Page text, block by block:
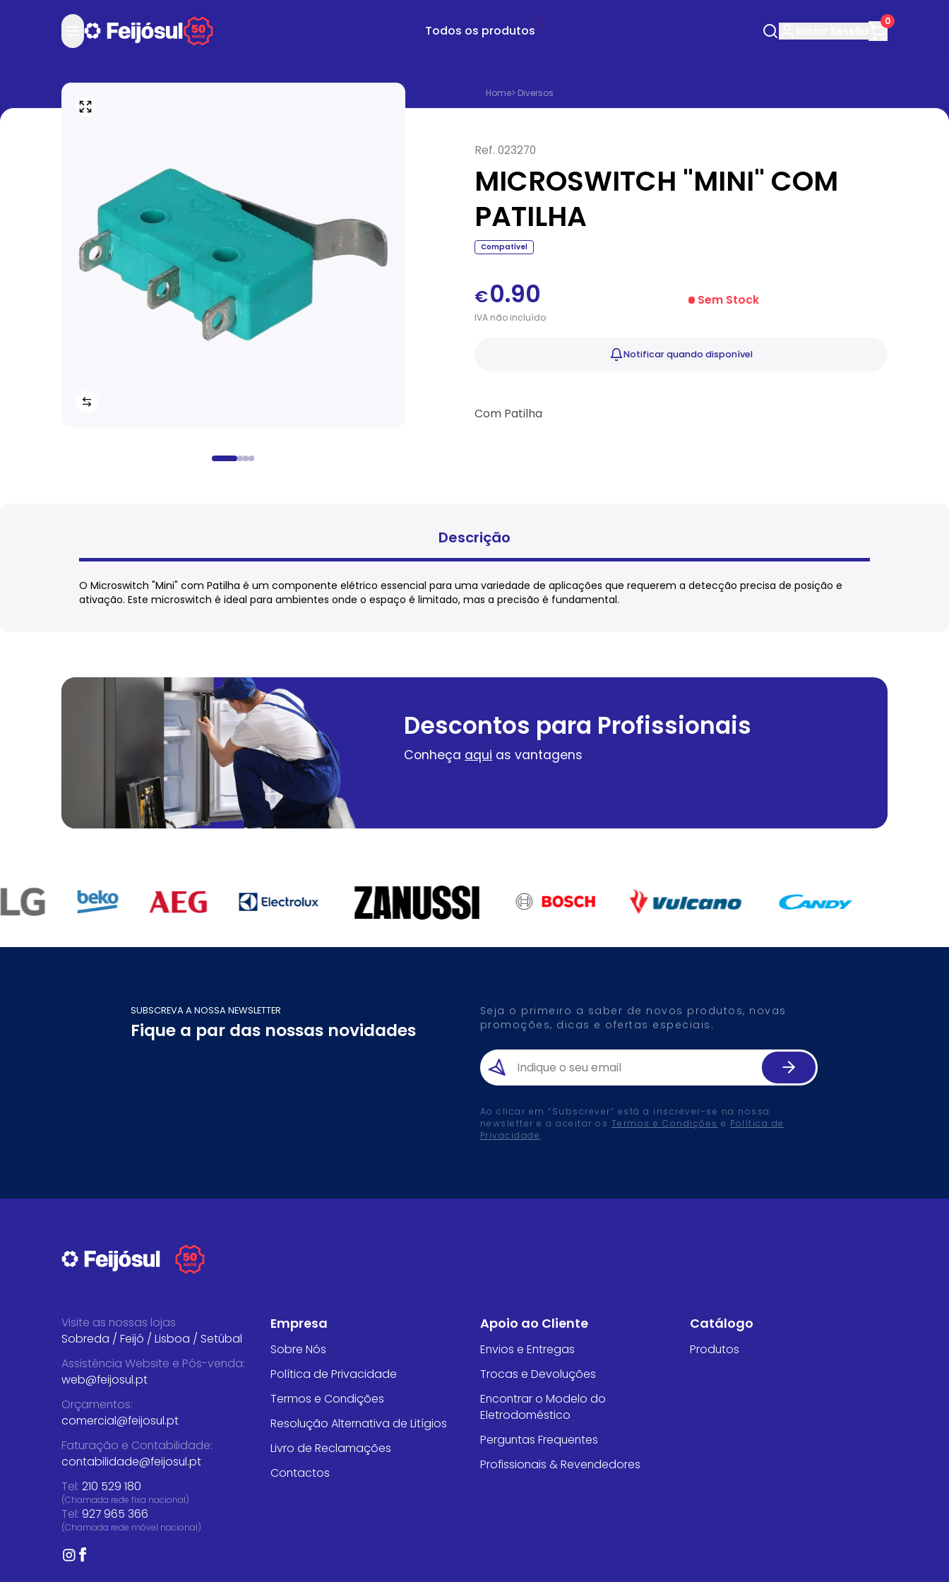
Todos os produtos
0
Home> Diversos
Ref. 023270
MICROSWITCH "MINI" COM
PATILHA
Compatível
€0.90
IVAnãoincluído
Sem Stock
Notificarquando disponível
Com Patilha
Descrição
O Microswitch "Mini" com Patilha é um componente elétrico essencial para uma variedade de aplicações que requerem a detecção precisa de posição e
ativação. Este microswitch é ideal para ambientes onde o espaço é limitado, mas a precisão é fundamental.
Descontos para Profissionais
Conheça aqui as vantagens
SUBSCREVA A NOSSA NEWSLETTER
Fique a par das nossas novidades
Seja o primeiro a saber de novos produtos, novas
promoções, dicas e ofertas especiais.
Ao clicar em “Subscrever” está a inscrever-se na nossa
newsletter e a aceitar os Termos e Condições e Política de
Privacidade.
Visite as nossas lojas
Sobreda / Feijó / Lisboa / Setúbal
Assistência Website e Pós-venda:
web@feijosul.pt
Orçamentos:
comercial@feijosul.pt
Faturação e Contabilidade:
contabilidade@feijosul.pt
Tel: 210 529 180
(Chamada rede fixa nacional)
Tel: 927 965 366
(Chamada rede móvel nacional)
Empresa
Sobre Nós
Política de Privacidade
Termos e Condições
Resolução Alternativa de Litígios
Livro de Reclamações
Contactos
Apoio ao Cliente
Envios e Entregas
Trocas e Devoluções
Encontrar o Modelo do
Eletrodoméstico
Perguntas Frequentes
Profissionais & Revendedores
Catálogo
Produtos